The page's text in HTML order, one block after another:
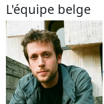
L'équipe belge